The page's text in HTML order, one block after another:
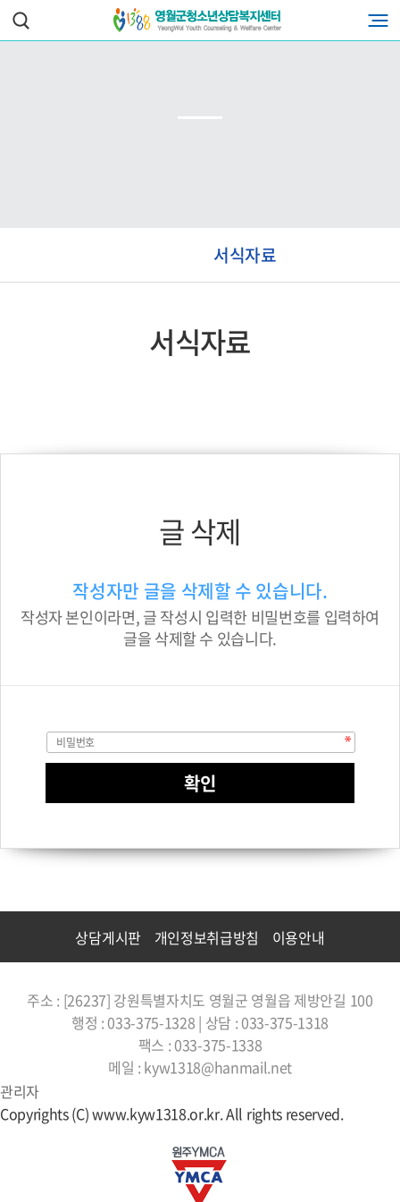
서식자료
서식자료
글 삭제
작성자만 글을 삭제할 수 있습니다.
작성자 본인이라면, 글 작성시 입력한 비밀번호를 입력하여
글을 삭제할 수 있습니다.
상담게시판 개인정보취급방침 이용안내
주소 : [26237] 강원특별자치도 영월군 영월읍 제방안길 100
행정 : 033-375-1328 | 상담 : 033-375-1318
팩스 : 033-375-1338
메일 : kyw1318@hanmail.net
관리자
Copyrights (C) www.kyw1318.or.kr. All rights reserved.